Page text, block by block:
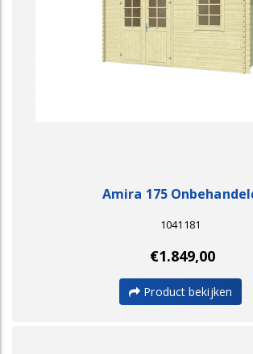
Amira 175
1041181
€1.849,00
Product bekijken